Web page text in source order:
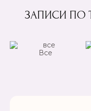
ЗАПИСИ ПО
Все